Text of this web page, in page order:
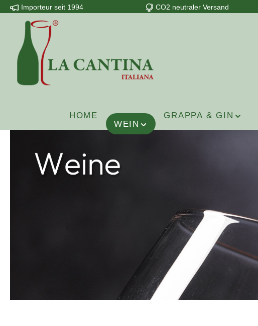
Hauptinhalt springen
Zur Suche springen
Zur Hauptnavigation springen
Importeur seit 1994 CO2 neutraler Versand
HOME
WEIN
GRAPPA & GIN